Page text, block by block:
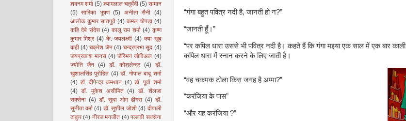
“गंगा बहुत पवित्र नदी है, जानती हो न?”
“जानती हूँ।”
“पर कपिल धारा उससे भी पवित्र नदी है। कहते हैं कि गंगा मइया एक साल में एक बार
कपिल धारा में स्नान करने के लिए जाती है।
“वह चकमक टोला किस जगह है अम्मा?”
“करंजिया के पास”
“और यह करंजिया ?”
शबनम शर्मा (5) श्यामलाल चतुर्वेदी (5) सम्मान
(5) सारिका भूषण (5) अनीता सैनी (4)
आलोक कुमार सातपुते (4) कमल चोपड़ा (4)
कहि देबे संदेस (4) कालू राम शर्मा (4) कृष्ण
कुमार मिश्र (4) के. जयलक्ष्मी (4) क्या खूब
कही (4) चक्रेश जैन (4) चन्द्रप्रभा सूद (4)
जयप्रकाश मानस (4) जैस्मिन जोविअल (4)
ज्योति जैन
(4) डॉ. कौशलेन्द्र (4)
डॉ.
खुशालसिंह पुरोहित (4) डॉ. गोपाल बाबू शर्मा
(4) डॉ. दीपेन्द्र कमथान (4) डॉ. पूर्वा शर्मा
(4) डॉ. मुकेश असीमित (4) डॉ. शैलजा
सक्सेना (4) डॉ. सुधा ओम ढींगरा (4) डॉ.
सुनीता वर्मा (4) डॉ. सुशील जोशी (4) दीपाली
ठाकुर (4) नीरज मनजीत (4) पल्लवी सक्सेना